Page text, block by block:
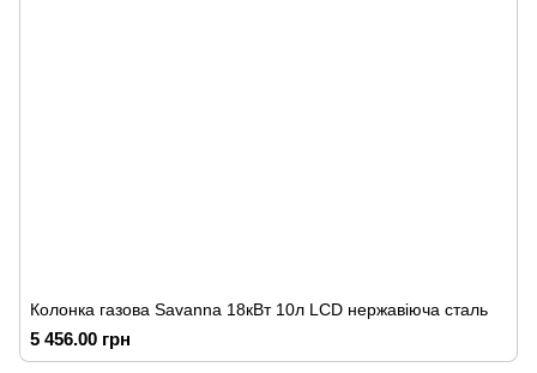
Колонка газова Savanna 18кВт 10л LCD нержавіюча сталь
5 456.00 грн